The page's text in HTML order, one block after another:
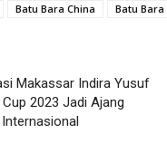
Batu Bara China Batu Bara
Makassar Indira Yusuf
2023 Jadi Ajang